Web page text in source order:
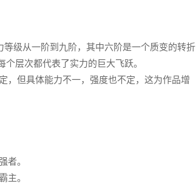
等级从一阶到九阶，其中六阶是一个质变的转折
层次都代表了实力的巨大飞跃。
，但具体能力不一，强度也不定，这为作品增
者。
主。